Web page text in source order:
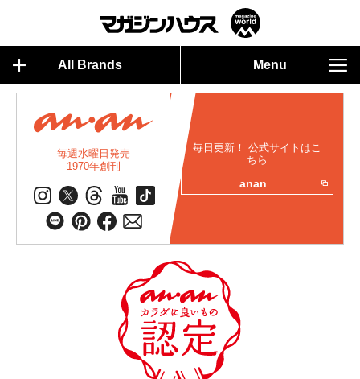
All Brands Menu
毎週水曜日発売
1970年創刊
毎日更新！ 公式サイトはこ
ちら
anan